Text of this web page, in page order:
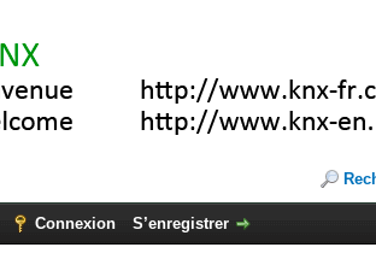
Connexion S’enregistrer